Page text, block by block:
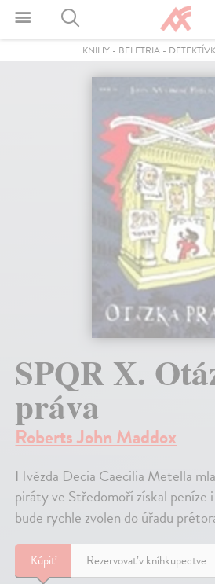
KNIHY - BELETRIA -
SPQR X.
práva
Roberts John Maddox
Hvězda Decia Caecilia Metella
piráty ve Středomoří získal peníze
bude rychle zvolen do úřadu
Kúpiť Rezervovať v kníhkupectve